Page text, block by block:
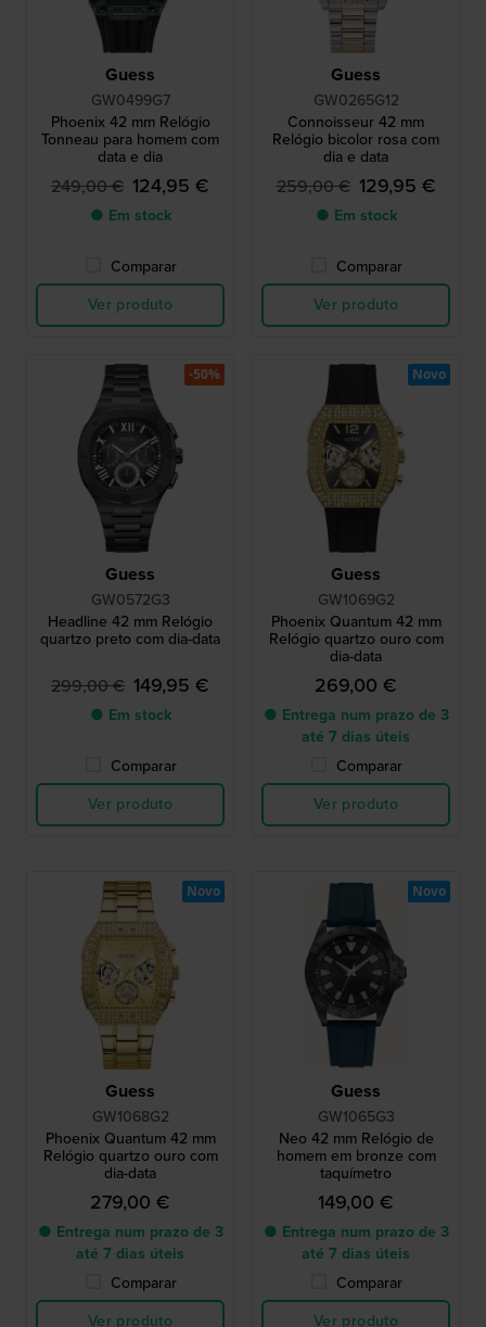
Guess
GW0499G7
Phoenix 42 mm Relógio
Tonneau para homem com
data e dia
249,00 € 124,95 €
● Em stock
Comparar
Ver produto
Guess
GW0265G12
Connoisseur 42 mm
Relógio bicolor rosa com
dia e data
259,00 € 129,95 €
● Em stock
Comparar
Ver produto
Guess
GW0572G3
Headline 42 mm Relógio
quartzo preto com dia-data
299,00 € 149,95 €
● Em stock
Comparar
Ver produto
-50%
Guess
GW1069G2
Phoenix Quantum 42 mm
Relógio quartzo ouro com
dia-data
269,00 €
● Entrega num prazo de 3
até 7 dias úteis
Comparar
Ver produto
Novo
Guess
GW1068G2
Phoenix Quantum 42 mm
Relógio quartzo ouro com
dia-data
279,00 €
● Entrega num prazo de 3
até 7 dias úteis
Comparar
Ver produto
Novo
Guess
GW1065G3
Neo 42 mm Relógio de
homem em bronze com
taquímetro
149,00 €
● Entrega num prazo de 3
até 7 dias úteis
Comparar
Ver produto
Novo